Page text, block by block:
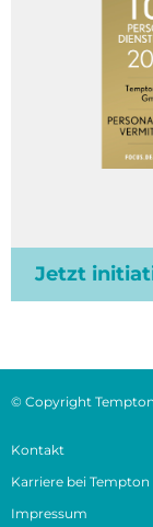
Jetzt
© Copyright
Kontakt
Karriere bei Tempton
Impressum